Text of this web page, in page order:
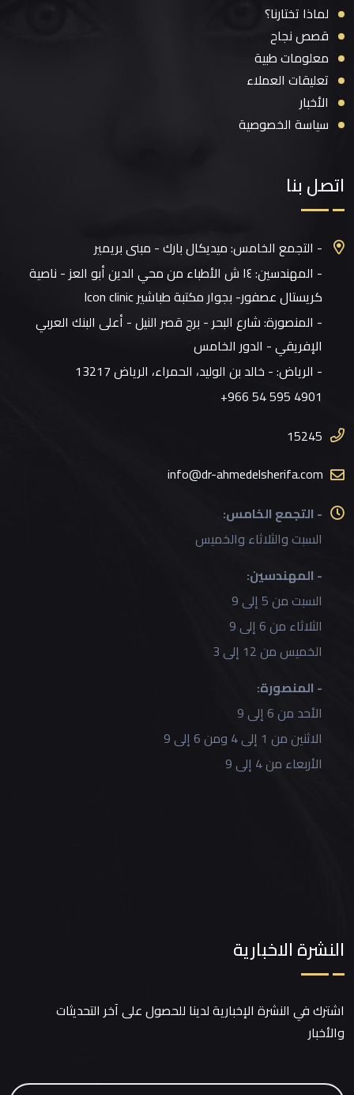
لماذا تختارنا؟
قصص نجاح
معلومات طبية
تعليقات العملاء
الأخبار
سياسة الخصوصية
اتصل بنا
- التجمع الخامس: ميديكال بارك - مبنى بريمير
- المهندسين: ١٤ ش الأطباء من محي الدين أبو العز - ناصية
كريستال عصفور- بجوار مكتبة طباشير Icon clinic
- المنصورة: شارع البحر - برج قصر النيل - أعلى البنك العربي
الإفريقي - الدور الخامس
- الرياض:- خالد بن الوليد، الحمراء، الرياض 13217
+966 54 595 4901
15245
info@dr-ahmedelsherifa.com
- التجمع الخامس:
السبت والثلاثاء والخميس
- المهندسين:
السبت من 5 إلى 9
الثلاثاء من 6 إلى 9
الخميس من 12 إلى 3
- المنصورة:
الأحد من 6 إلى 9
الاثنين من 1 إلى 4 ومن 6 إلى 9
الأربعاء من 4 إلى 9
النشرة الاخبارية
اشترك في النشرة الإخبارية لدينا للحصول على آخر التحديثات
والأخبار